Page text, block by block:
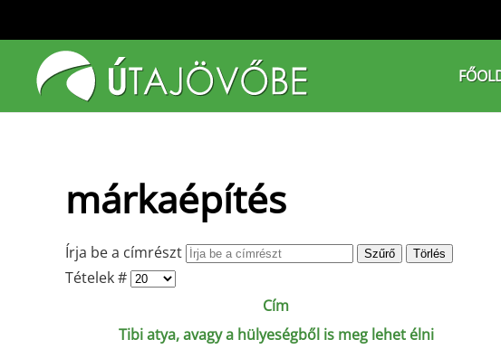
Fő tartalom átugrása
márkaépítés
Írja be a címrészt Szűrő Törlés
Tételek #
Cím
Tibi atya, avagy a hülyeségből is meg lehet élni